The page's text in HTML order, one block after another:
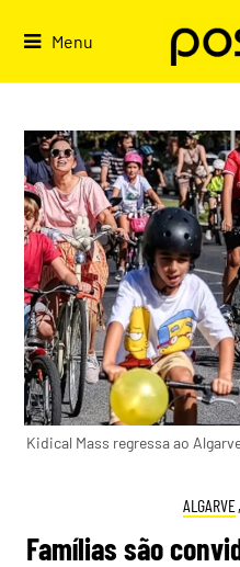
Menu
Kidical Mass regressa ao
ALGARVE,
Famílias são